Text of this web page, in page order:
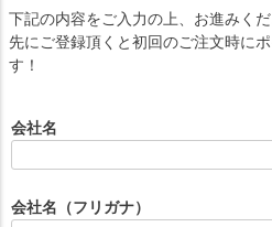
下記の内容をご入力の上、お進みくだ
先にご登録頂くと初回のご注文時に
す！
会社名
会社名（フリガナ）